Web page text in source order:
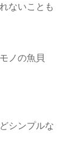
ないことも
ノの魚貝
シンプルな